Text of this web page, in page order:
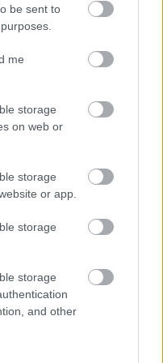
be sent to
me
storage
on web or
storage
or app.
storage
storage
and other
Έως και 122
μία